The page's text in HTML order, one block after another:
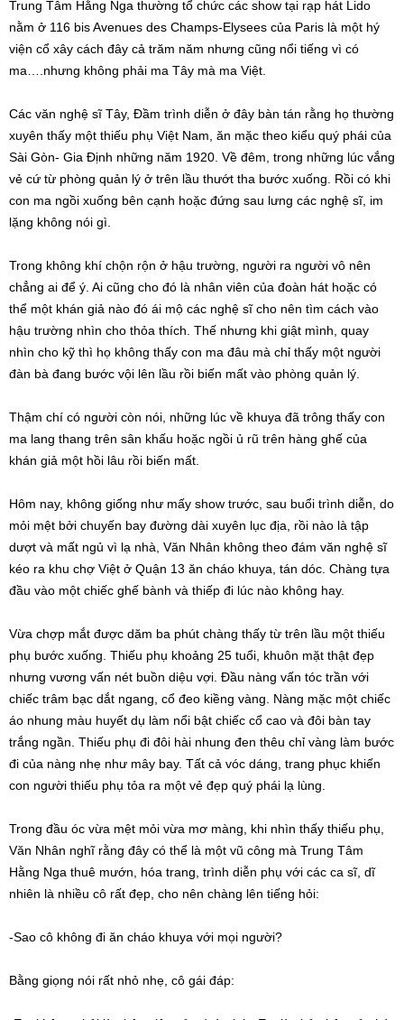
Trung Tâm Hằng Nga thường tổ chức các show tại rạp hát Lido
nằm ở 116 bis Avenues des Champs-Elysees của Paris là một hý
viện cổ xây cách đây cả trăm năm nhưng cũng nổi tiếng vì có
ma….nhưng không phải ma Tây mà ma Việt.
Các văn nghệ sĩ Tây, Đầm trình diễn ở đây bàn tán rằng họ thường
xuyên thấy một thiếu phụ Việt Nam, ăn mặc theo kiểu quý phái của
Sài Gòn- Gia Định những năm 1920. Về đêm, trong những lúc vắng
vẻ cứ từ phòng quản lý ở trên lầu thướt tha bước xuống. Rồi có khi
con ma ngồi xuống bên cạnh hoặc đứng sau lưng các nghệ sĩ, im
lặng không nói gì.
Trong không khí chộn rộn ở hậu trường, người ra người vô nên
chẳng ai để ý. Ai cũng cho đó là nhân viên của đoàn hát hoặc có
thể một khán giả nào đó ái mộ các nghệ sĩ cho nên tìm cách vào
hậu trường nhìn cho thỏa thích. Thế nhưng khi giật mình, quay
nhìn cho kỹ thì họ không thấy con ma đâu mà chỉ thấy một người
đàn bà đang bước vội lên lầu rồi biến mất vào phòng quản lý.
Thậm chí có người còn nói, những lúc về khuya đã trông thấy con
ma lang thang trên sân khấu hoặc ngồi ủ rũ trên hàng ghế của
khán giả một hồi lâu rồi biến mất.
Hôm nay, không giống như mấy show trước, sau buổi trình diễn, do
mỏi mệt bởi chuyến bay đường dài xuyên lục địa, rồi nào là tập
dượt và mất ngủ vì lạ nhà, Văn Nhân không theo đám văn nghệ sĩ
kéo ra khu chợ Việt ở Quận 13 ăn cháo khuya, tán dóc. Chàng tựa
đầu vào một chiếc ghế bành và thiếp đi lúc nào không hay.
Vừa chợp mắt được dăm ba phút chàng thấy từ trên lầu một thiếu
phụ bước xuống. Thiếu phụ khoảng 25 tuổi, khuôn mặt thật đẹp
nhưng vương vấn nét buồn diệu vợi. Đầu nàng vấn tóc trần với
chiếc trâm bạc dắt ngang, cổ đeo kiềng vàng. Nàng mặc một chiếc
áo nhung màu huyết dụ làm nổi bật chiếc cổ cao và đôi bàn tay
trắng ngần. Thiếu phụ đi đôi hài nhung đen thêu chỉ vàng làm bước
đi của nàng nhẹ như mây bay. Tất cả vóc dáng, trang phục khiến
con người thiếu phụ tỏa ra một vẻ đẹp quý phái lạ lùng.
Trong đầu óc vừa mệt mỏi vừa mơ màng, khi nhìn thấy thiếu phụ,
Văn Nhân nghĩ rằng đây có thể là một vũ công mà Trung Tâm
Hằng Nga thuê mướn, hóa trang, trình diễn phụ với các ca sĩ, dĩ
nhiên là nhiều cô rất đẹp, cho nên chàng lên tiếng hỏi:
-Sao cô không đi ăn cháo khuya với mọi người?
Bằng giọng nói rất nhỏ nhẹ, cô gái đáp: